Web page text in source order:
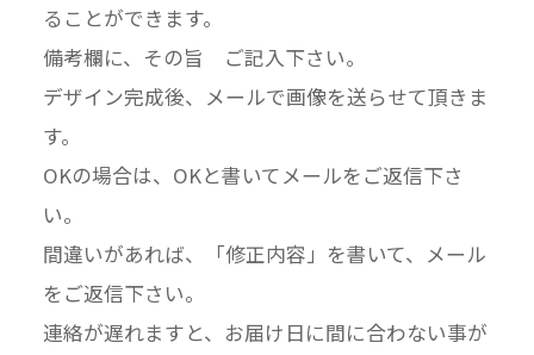
ることができます。
備考欄に、その旨 ご記入下さい。
デザイン完成後、メールで画像を送らせて頂きま
す。
OKの場合は、OKと書いてメールをご返信下さ
い。
間違いがあれば、「修正内容」を書いて、メール
をご返信下さい。
連絡が遅れますと、お届け日に間に合わない事が